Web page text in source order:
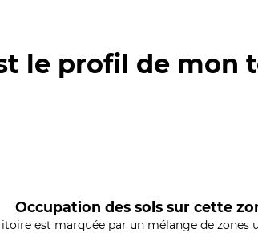
le profil de mon
Occupation des sols sur cette
est marquée par un mélange de zones